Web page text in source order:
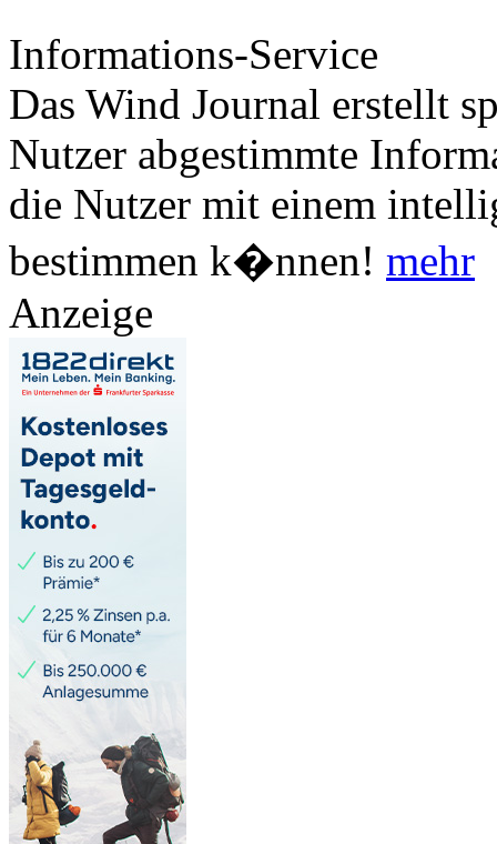
Informations-Service
Das Wind Journal erstellt
Nutzer abgestimmte
die Nutzer mit einem
bestimmen k�nnen! mehr
Anzeige